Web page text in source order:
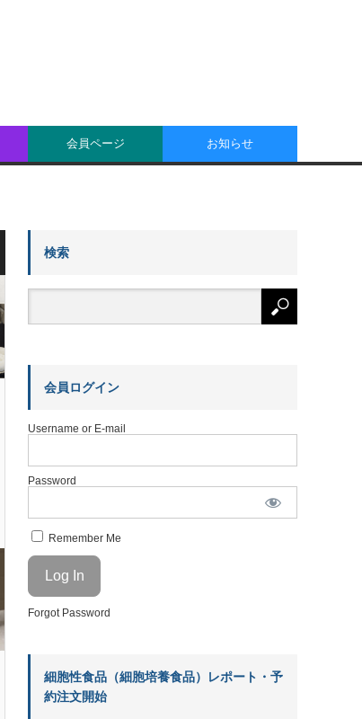
会員ページ お知らせ
検索
会員ログイン
Username or E-mail
Password
Remember Me
Forgot Password
細胞性食品（細胞培養食品）レポート・予
約注文開始